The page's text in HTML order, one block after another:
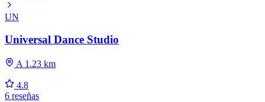
UN
Universal Dance Studio
A 1.23 km
4.8
6 reseñas